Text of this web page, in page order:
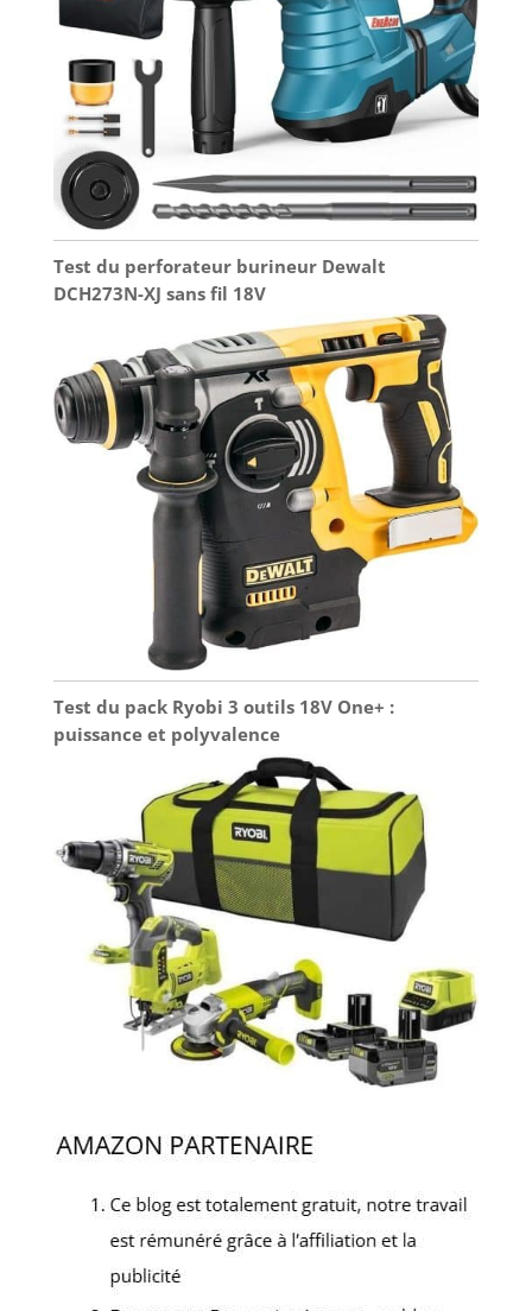
Test du perforateur burineur Dewalt
DCH273N-XJ sans fil 18V
Test du pack Ryobi 3 outils 18V One+ :
puissance et polyvalence